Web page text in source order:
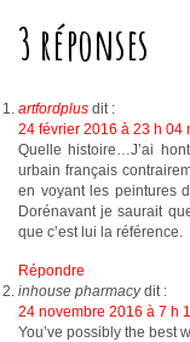
3 réponses
artfordplus dit :
24 février 2016 à 23 h 04
Quelle histoire…J’ai
urbain français
en voyant les peintures
Dorénavant je saurait
que c’est lui la référence.
Répondre
inhouse pharmacy dit :
24 novembre 2016 à 7 h
You’ve possibly the best